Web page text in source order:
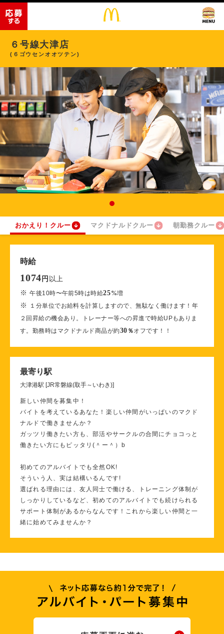
６号線大津店
(６ゴウセンオオツテン)
おかえり！クルー マクドナルドクルー 朝勤務クルー
時給
1074 円 以上
※午後10時〜午前5時は時給25%増
※
１分単位でお給料を計算しますので、無駄なく働けます！年
２回昇給の機会あり。トレーナー等への昇進で時給UPもありま
す。勤務時はマクドナルド商品が約30 ％オフです！！
最寄り駅
大津港駅 [JR常磐線(取手～いわき)]
新しい仲間を募集中！
バイトを考えているあなた！楽しい仲間がいっぱいのマクド
ナルドで働きませんか？
ガッツリ働きたい方も、部活やサークルの合間にチョコっと
働きたい方にもピッタリ(＾ー＾）b
初めてのアルバイトでも全然OK!
そういう人、実は結構いるんです!
選ばれる理由には、友人同士で働ける、トレーニング体制が
しっかりしているなど、初めてのアルバイトでも続けられる
サポート体制があるからなんです！これから楽しい仲間と一
緒に始めてみませんか？